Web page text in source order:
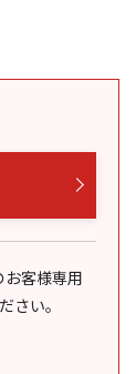
客様専用
さい。